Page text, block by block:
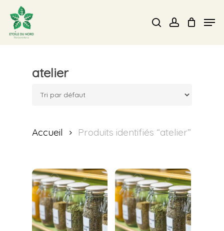
main
searchaccount
atelier
Accueil Produits identifiés “atelier”